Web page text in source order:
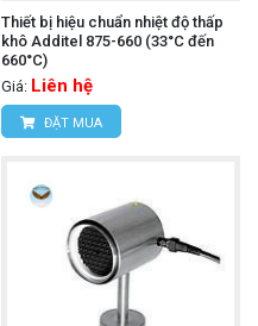
Thiết bị hiệu chuẩn nhiệt độ thấp
khô Additel 875-660 (33°C đến
660°C)
Giá: Liên hệ
ĐẶT MUA